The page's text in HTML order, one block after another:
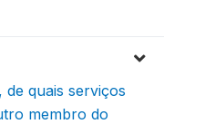
de quais serviços
membro do